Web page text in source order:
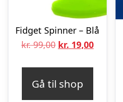
Fidget Spinner – Blå
kr.99,00 Den
var:
kr. 19,00Den
Gå til shop